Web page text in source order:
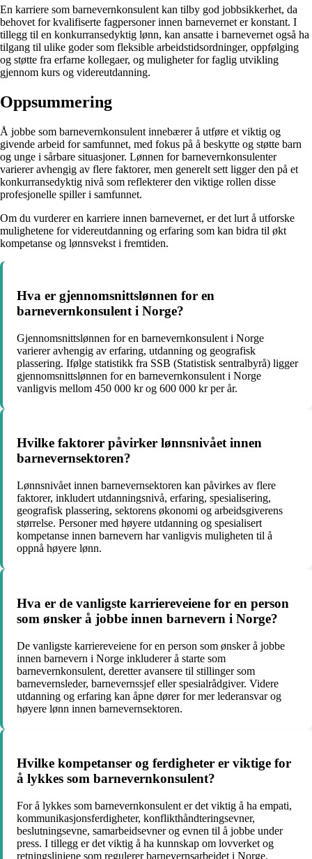
En karriere som barnevernkonsulent kan tilby god jobbsikkerhet, da
behovet for kvalifiserte fagpersoner innen barnevernet er konstant. I
tillegg til en konkurransedyktig lønn, kan ansatte i barnevernet også ha
tilgang til ulike goder som fleksible arbeidstidsordninger, oppfølging
og støtte fra erfarne kollegaer, og muligheter for faglig utvikling
gjennom kurs og videreutdanning.
Oppsummering
Å jobbe som barnevernkonsulent innebærer å utføre et viktig og
givende arbeid for samfunnet, med fokus på å beskytte og støtte barn
og unge i sårbare situasjoner. Lønnen for barnevernkonsulenter
varierer avhengig av flere faktorer, men generelt sett ligger den på et
konkurransedyktig nivå som reflekterer den viktige rollen disse
profesjonelle spiller i samfunnet.
Om du vurderer en karriere innen barnevernet, er det lurt å utforske
mulighetene for videreutdanning og erfaring som kan bidra til økt
kompetanse og lønnsvekst i fremtiden.
Hva er gjennomsnittslønnen for en
barnevernkonsulent i Norge?
Gjennomsnittslønnen for en barnevernkonsulent i Norge
varierer avhengig av erfaring, utdanning og geografisk
plassering. Ifølge statistikk fra SSB (Statistisk sentralbyrå) ligger
gjennomsnittslønnen for en barnevernkonsulent i Norge
vanligvis mellom 450 000 kr og 600 000 kr per år.
Hvilke faktorer påvirker lønnsnivået innen
barnevernsektoren?
Lønnsnivået innen barnevernsektoren kan påvirkes av flere
faktorer, inkludert utdanningsnivå, erfaring, spesialisering,
geografisk plassering, sektorens økonomi og arbeidsgiverens
størrelse. Personer med høyere utdanning og spesialisert
kompetanse innen barnevern har vanligvis muligheten til å
oppnå høyere lønn.
Hva er de vanligste karriereveiene for en person
som ønsker å jobbe innen barnevern i Norge?
De vanligste karriereveiene for en person som ønsker å jobbe
innen barnevern i Norge inkluderer å starte som
barnevernkonsulent, deretter avansere til stillinger som
barnevernsleder, barnevernssjef eller spesialrådgiver. Videre
utdanning og erfaring kan åpne dører for mer lederansvar og
høyere lønn innen barnevernsektoren.
Hvilke kompetanser og ferdigheter er viktige for
å lykkes som barnevernkonsulent?
For å lykkes som barnevernkonsulent er det viktig å ha empati,
kommunikasjonsferdigheter, konflikthåndteringsevner,
beslutningsevne, samarbeidsevner og evnen til å jobbe under
press. I tillegg er det viktig å ha kunnskap om lovverket og
retningslinjene som regulerer barnevernsarbeidet i Norge.